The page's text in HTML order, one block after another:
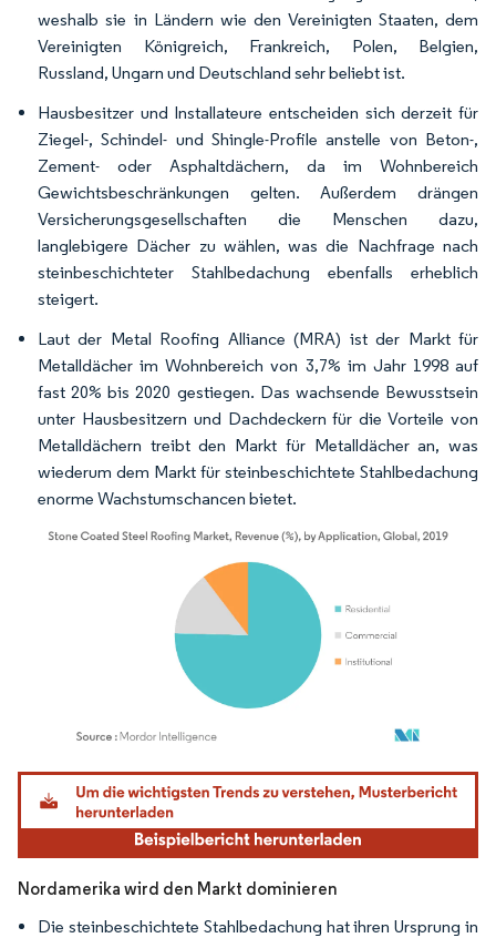
weshalb sie in Ländern wie den Vereinigten Staaten, dem
Vereinigten Königreich, Frankreich, Polen, Belgien,
Russland, Ungarn und Deutschland sehr beliebt ist.
Hausbesitzer und Installateure entscheiden sich derzeit für
Ziegel-, Schindel- und Shingle-Profile anstelle von Beton-,
Zement- oder Asphaltdächern, da im Wohnbereich
Gewichtsbeschränkungen gelten. Außerdem drängen
Versicherungsgesellschaften die Menschen dazu,
langlebigere Dächer zu wählen, was die Nachfrage nach
steinbeschichteter Stahlbedachung ebenfalls erheblich
steigert.
Laut der Metal Roofing Alliance (MRA) ist der Markt für
Metalldächer im Wohnbereich von 3,7% im Jahr 1998 auf
fast 20% bis 2020 gestiegen. Das wachsende Bewusstsein
unter Hausbesitzern und Dachdeckern für die Vorteile von
Metalldächern treibt den Markt für Metalldächer an, was
wiederum dem Markt für steinbeschichtete Stahlbedachung
enorme Wachstumschancen bietet.
Bild © Mordor Intelligence. Wiederverwendung erfordert Namensnennung gemäß
Nordamerika wird den Markt dominieren
Die steinbeschichtete Stahlbedachung hat ihren Ursprung in